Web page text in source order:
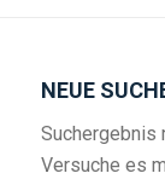
NEUE
Suchergebnis
Versuche es